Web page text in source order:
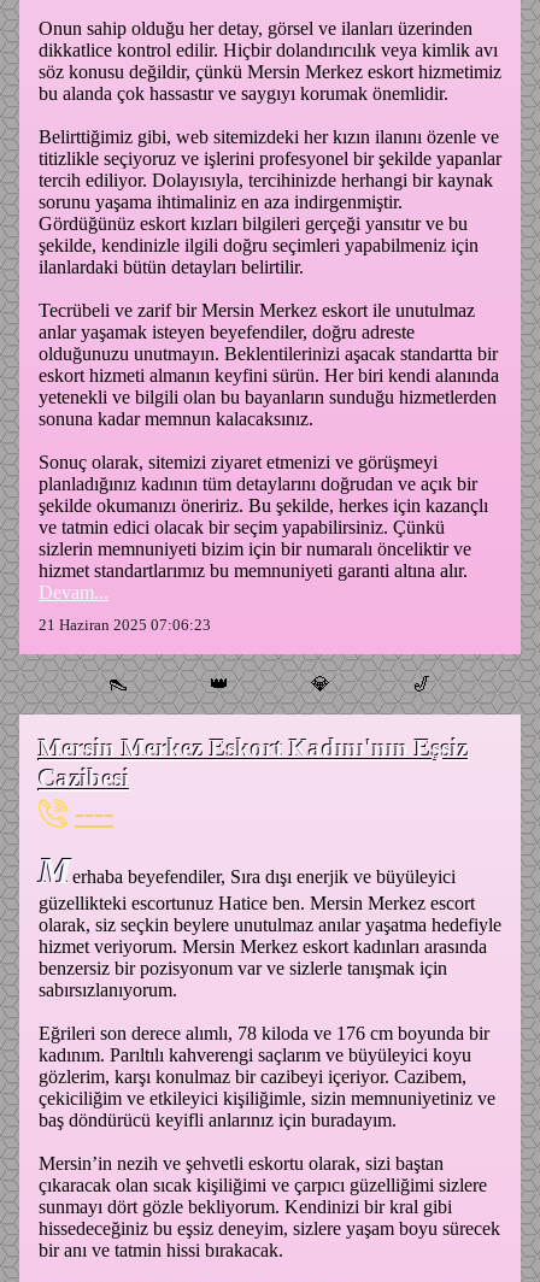
Onun sahip olduğu her detay, görsel ve ilanları üzerinden
dikkatlice kontrol edilir. Hiçbir dolandırıcılık veya kimlik avı
söz konusu değildir, çünkü Mersin Merkez eskort hizmetimiz
bu alanda çok hassastır ve saygıyı korumak önemlidir.
Belirttiğimiz gibi, web sitemizdeki her kızın ilanını özenle ve
titizlikle seçiyoruz ve işlerini profesyonel bir şekilde yapanlar
tercih ediliyor. Dolayısıyla, tercihinizde herhangi bir kaynak
sorunu yaşama ihtimaliniz en aza indirgenmiştir.
Gördüğünüz eskort kızları bilgileri gerçeği yansıtır ve bu
şekilde, kendinizle ilgili doğru seçimleri yapabilmeniz için
ilanlardaki bütün detayları belirtilir.
Tecrübeli ve zarif bir Mersin Merkez eskort ile unutulmaz
anlar yaşamak isteyen beyefendiler, doğru adreste
olduğunuzu unutmayın. Beklentilerinizi aşacak standartta bir
eskort hizmeti almanın keyfini sürün. Her biri kendi alanında
yetenekli ve bilgili olan bu bayanların sunduğu hizmetlerden
sonuna kadar memnun kalacaksınız.
Sonuç olarak, sitemizi ziyaret etmenizi ve görüşmeyi
planladığınız kadının tüm detaylarını doğrudan ve açık bir
şekilde okumanızı öneririz. Bu şekilde, herkes için kazançlı
ve tatmin edici olacak bir seçim yapabilirsiniz. Çünkü
sizlerin memnuniyeti bizim için bir numaralı önceliktir ve
hizmet standartlarımız bu memnuniyeti garanti altına alır.
Devam...
21 Haziran 2025 07:06:23
👠 👑 💎 🎷
Mersin Merkez Eskort Kadını'nın Eşsiz
Cazibesi
----
Merhaba beyefendiler, Sıra dışı enerjik ve büyüleyici
güzellikteki escortunuz Hatice ben. Mersin Merkez escort
olarak, siz seçkin beylere unutulmaz anılar yaşatma hedefiyle
hizmet veriyorum. Mersin Merkez eskort kadınları arasında
benzersiz bir pozisyonum var ve sizlerle tanışmak için
sabırsızlanıyorum.
Eğrileri son derece alımlı, 78 kiloda ve 176 cm boyunda bir
kadınım. Parıltılı kahverengi saçlarım ve büyüleyici koyu
gözlerim, karşı konulmaz bir cazibeyi içeriyor. Cazibem,
çekiciliğim ve etkileyici kişiliğimle, sizin memnuniyetiniz ve
baş döndürücü keyifli anlarınız için buradayım.
Mersin’in nezih ve şehvetli eskortu olarak, sizi baştan
çıkaracak olan sıcak kişiliğimi ve çarpıcı güzelliğimi sizlere
sunmayı dört gözle bekliyorum. Kendinizi bir kral gibi
hissedeceğiniz bu eşsiz deneyim, sizlere yaşam boyu sürecek
bir anı ve tatmin hissi bırakacak.